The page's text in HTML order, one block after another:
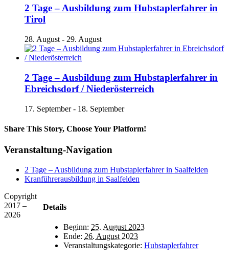
2 Tage – Ausbildung zum Hubstaplerfahrer in
Tirol
28. August - 29. August
2 Tage – Ausbildung zum Hubstaplerfahrer in
Ebreichsdorf / Niederösterreich
17. September- 18. September
Share This Story, Choose Your Platform!
Facebook
X
Reddit
LinkedIn
Tumblr
Pinterest
Vk
E-
Veranstaltung-Navigation
2 Tage – Ausbildung zum Hubstaplerfahrer in Saalfelden
Kranführerausbildung in Saalfelden
Details
Beginn: 25. August 2023
Ende: 26. August 2023
Veranstaltungskategorie: Hubstaplerfahrer
Copyright
2017 –
2026